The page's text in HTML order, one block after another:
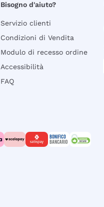
Bisogno d'aiuto?
Servizio clienti
Condizioni di Vendita
Modulo di recesso ordine
Accessibilità
FAQ